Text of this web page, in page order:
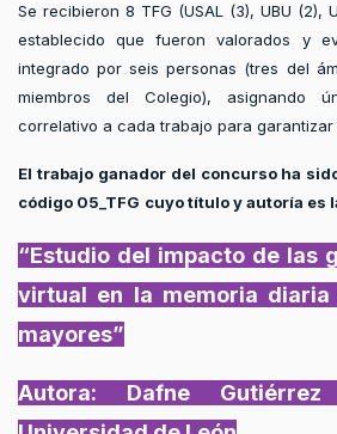
Se recibieron 8 TFG (USAL (3), UBU (2),
establecido que fueron valorados y
integrado por seis personas (tres del
miembros del Colegio), asignando
correlativo a cada trabajo para garantizar
El trabajo ganador del concurso ha
código 05_TFG cuyo título y autoría es
“Estudio del impacto de las
virtual en la memoria diaria
mayores”
Autora: Dafne Gutiérrez